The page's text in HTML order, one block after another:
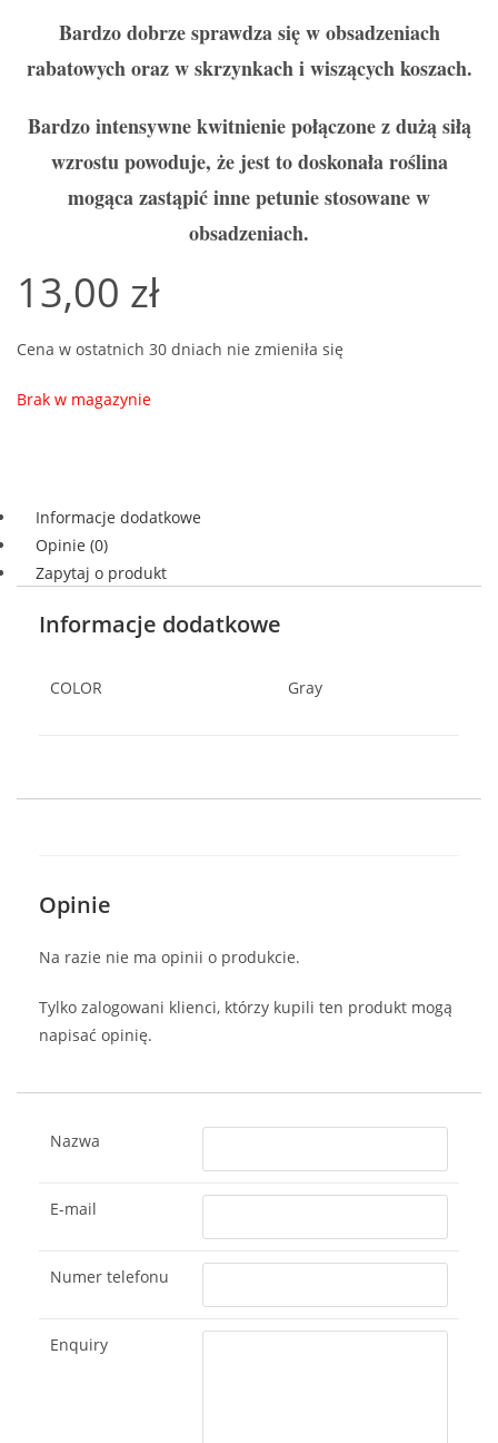
Bardzo dobrze sprawdza się w obsadzeniach
rabatowych oraz w skrzynkach i wiszących koszach.
Bardzo intensywne kwitnienie połączone z dużą siłą
wzrostu powoduje, że jest to doskonała roślina
mogąca zastąpić inne petunie stosowane w
obsadzeniach.
13,00 zł
Cena w ostatnich 30 dniach nie zmieniła się
Brak w magazynie
Informacje dodatkowe
Opinie (0)
Zapytaj o produkt
Informacje dodatkowe
COLOR Gray
Opinie
Na razie nie ma opinii o produkcie.
Tylko zalogowani klienci, którzy kupili ten produkt mogą
napisać opinię.
Nazwa
E-mail
Numer telefonu
Enquiry